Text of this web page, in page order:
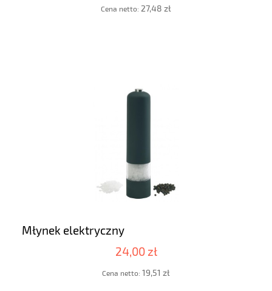
Cena netto: 27,48 zł
Młynek elektryczny
24,00 zł
Cena netto: 19,51 zł